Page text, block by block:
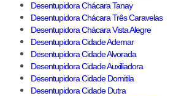
Desentupidora Chácara Tanay
Desentupidora Chácara Três Caravelas
Desentupidora Chácara Vista Alegre
Desentupidora Cidade Ademar
Desentupidora Cidade Alvorada
Desentupidora Cidade Auxiliadora
Desentupidora Cidade Domitila
Desentupidora Cidade Dutra